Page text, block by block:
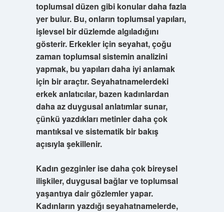
toplumsal düzen gibi konular daha fazla
yer bulur. Bu, onların toplumsal yapıları,
işlevsel bir düzlemde algıladığını
gösterir. Erkekler için seyahat, çoğu
zaman toplumsal sistemin analizini
yapmak, bu yapıları daha iyi anlamak
için bir araçtır. Seyahatnamelerdeki
erkek anlatıcılar, bazen kadınlardan
daha az duygusal anlatımlar sunar,
çünkü yazdıkları metinler daha çok
mantıksal ve sistematik bir bakış
açısıyla şekillenir.
Kadın gezginlerise daha çok bireysel
ilişkiler, duygusal bağlar ve toplumsal
yaşantıya dair gözlemler yapar.
Kadınların yazdığı seyahatnamelerde,